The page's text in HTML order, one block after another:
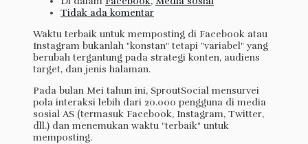
Tidak ada komentar
Waktu terbaik untuk memposting di Facebook atau
Instagram bukanlah "konstan" tetapi "variabel" yang
berubah tergantung pada strategi konten, audiens
target, dan jenis halaman.
Pada bulan Mei tahun ini, SproutSocial mensurvei
pola interaksi lebih dari 20.000 pengguna di media
sosial AS (termasuk Facebook, Instagram, Twitter,
dll.) dan menemukan waktu "terbaik" untuk
memposting.